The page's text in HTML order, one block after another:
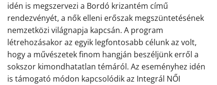
idén is megszervezi a Bordó krizantém című
rendezvényét, a nők elleni erőszak megszüntetésének
nemzetközi világnapja kapcsán. A program
létrehozásakor az egyik legfontosabb célunk az volt,
hogy a művészetek finom hangján beszéljünk erről a
sokszor kimondhatatlan témáról. Az eseményhez idén
is támogató módon kapcsolódik az Integrál NŐI